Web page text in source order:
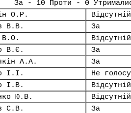
За - 10 Проти - 0
О.Р.
Відсутній
В.В.
За
В.О.
Відсутній
В.Є.
За
А.А.
За
І.І.
Не
І.В.
Відсутній
Ю.В.
Відсутній
С.В.
За